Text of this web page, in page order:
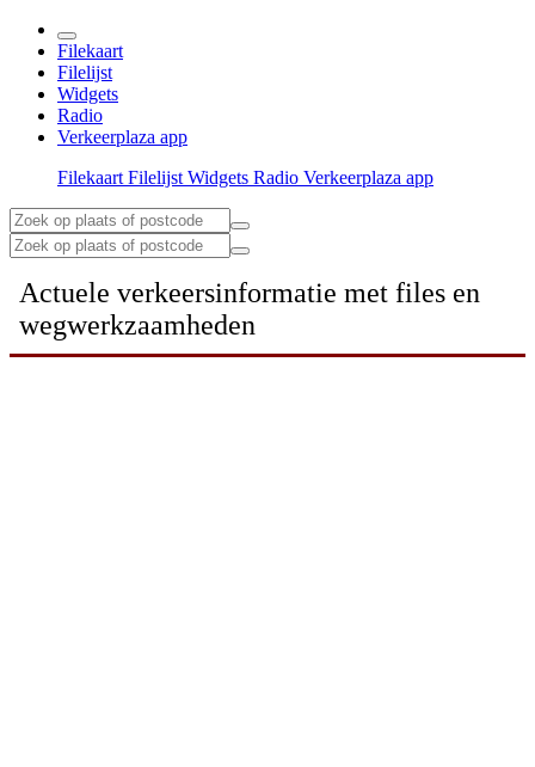
Filekaart
Filelijst
Widgets
Radio
Verkeerplaza app
Filekaart Filelijst Widgets Radio Verkeerplaza app
Actuele verkeersinformatie met files en
wegwerkzaamheden